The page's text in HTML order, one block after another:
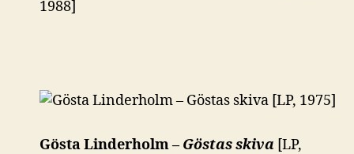
1988]
Gösta Linderholm – Göstas skiva [LP,